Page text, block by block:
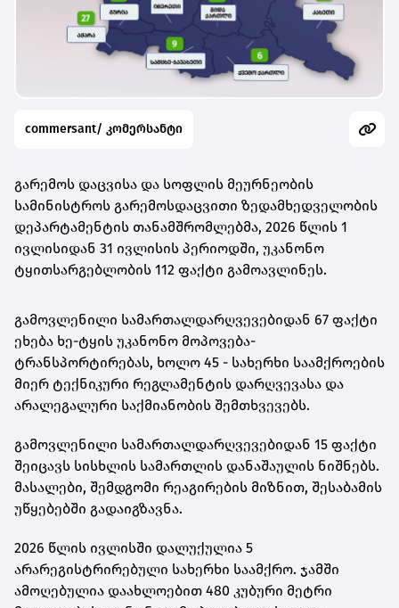
commersant/ კომერსანტი
გარემოს დაცვისა და სოფლის მეურნეობის
სამინისტროს გარემოსდაცვითი ზედამხედველობის
დეპარტამენტის თანამშრომლებმა, 2026 წლის 1
ივლისიდან 31 ივლისის პერიოდში, უკანონო
ტყითსარგებლობის 112 ფაქტი გამოავლინეს.
გამოვლენილი სამართალდარღვევებიდან 67 ფაქტი
ეხება ხე-ტყის უკანონო მოპოვება-
ტრანსპორტირებას, ხოლო 45 - სახერხი საამქროების
მიერ ტექნიკური რეგლამენტის დარღვევასა და
არალეგალური საქმიანობის შემთხვევებს.
გამოვლენილი სამართალდარღვევებიდან 15 ფაქტი
შეიცავს სისხლის სამართლის დანაშაულის ნიშნებს.
მასალები, შემდგომი რეაგირების მიზნით, შესაბამის
უწყებებში გადაიგზავნა.
2026 წლის ივლისში დალუქულია 5
არარეგისტრირებული სახერხი საამქრო. ჯამში
ამოღებულია დაახლოებით 480 კუბური მეტრი